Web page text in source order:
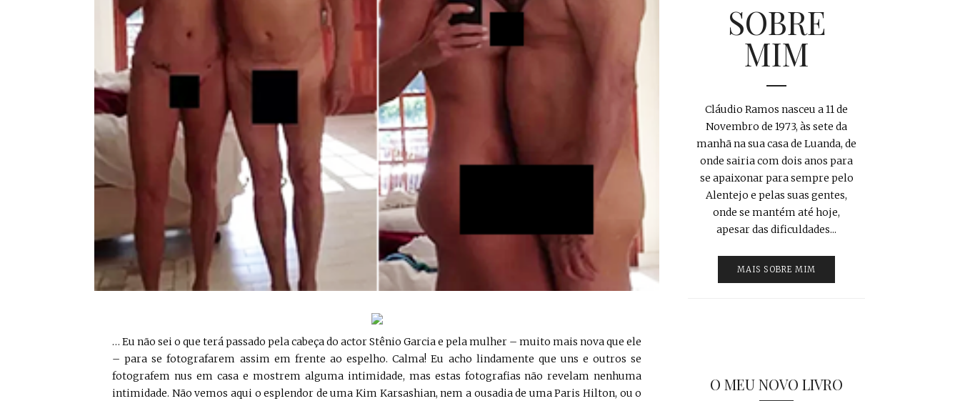
… Eu não sei o que terá passado pela cabeça do actor Stênio Garcia e pela mulher – muito mais nova que ele
– para se fotografarem assim em frente ao espelho. Calma! Eu acho lindamente que uns e outros se
fotografem nus em casa e mostrem alguma intimidade, mas estas fotografias não revelam nenhuma
intimidade. Não vemos aqui o esplendor de uma Kim Karsashian, nem a ousadia de uma Paris Hilton, ou o
SOBRE
MIM
Cláudio Ramos nasceu a 11 de
Novembro de 1973, às sete da
manhã na sua casa de Luanda, de
onde sairia com dois anos para
se apaixonar para sempre pelo
Alentejo e pelas suas gentes,
onde se mantém até hoje,
apesar das dificuldades...
MAIS SOBRE MIM
O MEU NOVO LIVRO